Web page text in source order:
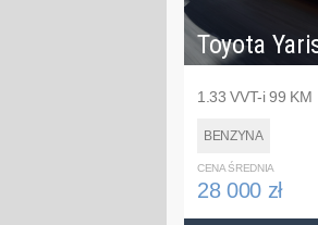
Toyota
1.33 VVT-i 99 KM
BENZYNA
CENA ŚREDNIA
28 000 zł